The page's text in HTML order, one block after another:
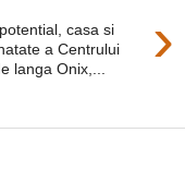
›
casa si
a Centrului
langa Onix,...